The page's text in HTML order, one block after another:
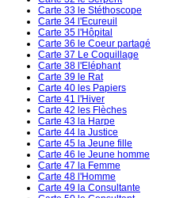
Carte 33 le Stéthoscope
Carte 34 l'Ecureuil
Carte 35 l'Hôpital
Carte 36 le Coeur partagé
Carte 37 Le Coquillage
Carte 38 l'Eléphant
Carte 39 le Rat
Carte 40 les Papiers
Carte 41 l'Hiver
Carte 42 les Flèches
Carte 43 la Harpe
Carte 44 la Justice
Carte 45 la Jeune fille
Carte 46 le Jeune homme
Carte 47 la Femme
Carte 48 l'Homme
Carte 49 la Consultante